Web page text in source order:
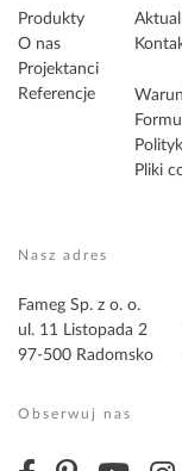
Produkty
O nas
Projektanci
Referencje
Pliki
Nasz adres
Fameg Sp. z o. o.
ul. 11 Listopada 2
97-500 Radomsko
Obserwuj nas